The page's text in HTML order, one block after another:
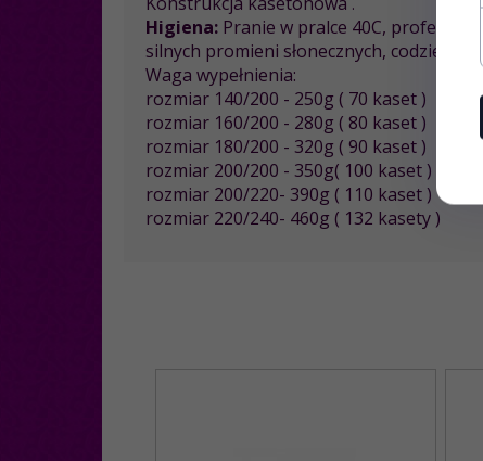
Higiena: Pranie w pralce 40C,
silnych promieni słonecznych,
Waga wypełnienia:
rozmiar 140/200 - 250g ( 70 kaset )
rozmiar 160/200 - 280g ( 80 kaset )
rozmiar 180/200 - 320g ( 90 kaset )
rozmiar 200/200 - 350g( 100 kaset )
rozmiar 200/220- 390g ( 110 kaset )
rozmiar 220/240- 460g ( 132 kasety )